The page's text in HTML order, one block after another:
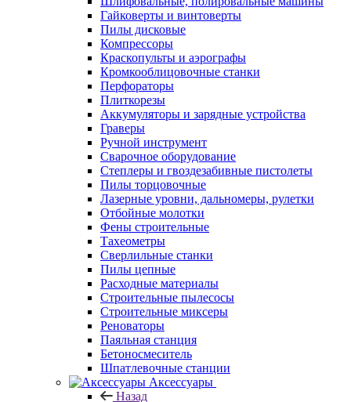
Гайковерты и винтоверты
Пилы дисковые
Компрессоры
Краскопульты и аэрографы
Кромкооблицовочные станки
Перфораторы
Плиткорезы
Аккумуляторы и зарядные устройства
Граверы
Ручной инструмент
Сварочное оборудование
Степлеры и гвоздезабивные пистолеты
Пилы торцовочные
Лазерные уровни, дальномеры, рулетки
Отбойные молотки
Фены строительные
Тахеометры
Сверлильные станки
Пилы цепные
Расходные материалы
Строительные пылесосы
Строительные миксеры
Реноваторы
Паяльная станция
Бетоносмеситель
Шпатлевочные станции
Аксессуары
Назад